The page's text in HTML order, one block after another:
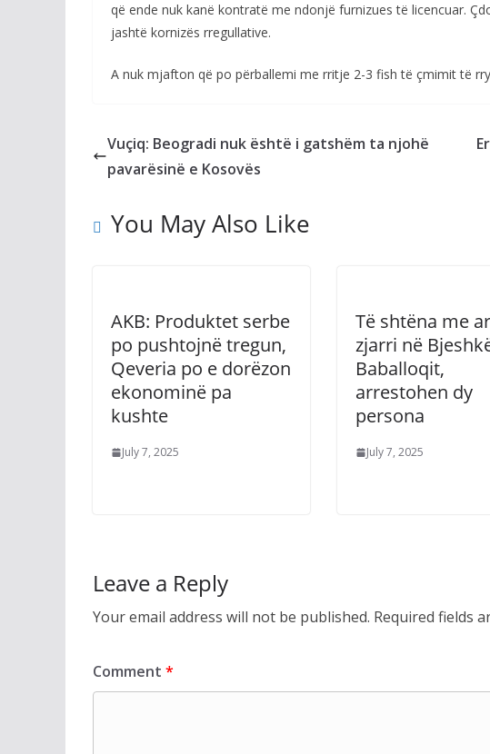
që ende nuk kanë kontratë me ndonjë furnizues të licencuar.
jashtë kornizës rregullative.
A nuk mjafton që po përballemi me rritje 2-3 fish të çmimit të
Vuçiq: Beogradi nuk është i gatshëm ta njohë
pavarësinë e Kosovës
You May Also Like
AKB: Produktet serbe
po pushtojnë tregun,
Qeveria po e dorëzon
ekonominë pa
kushte
July 7, 2025
Të shtëna me
zjarri në
Baballoqit,
arrestohen dy
persona
July 7, 2025
Leave a Reply
Your email address will not be published. Required fields
Comment *